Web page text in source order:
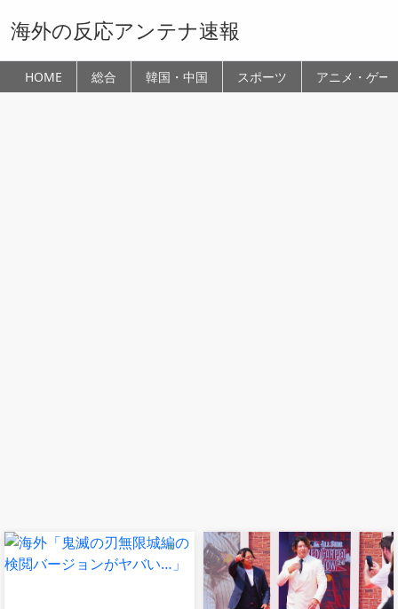
海外の反応アンテナ速報
HOME 総合 韓国・中国 スポーツ アニメ・ゲー